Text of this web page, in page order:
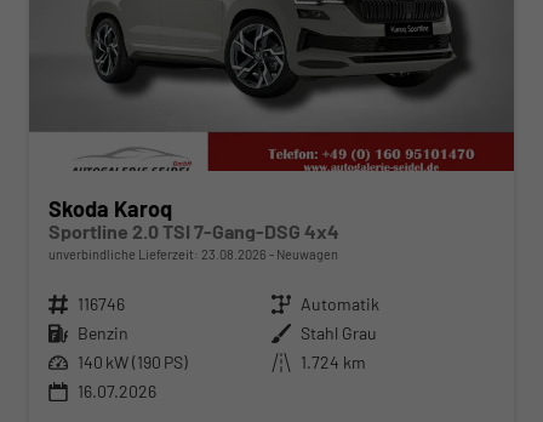
Skoda Karoq
Sportline 2.0 TSI 7-Gang-DSG 4x4
unverbindliche Lieferzeit: 23.08.2026 Neuwagen
Fahrzeugnr. 116746 Getriebe Automatik
Kraftstoff Benzin Außenfarbe Stahl Grau
Leistung 140 kW (190 PS) Kilometerstand 1.724 km
16.07.2026